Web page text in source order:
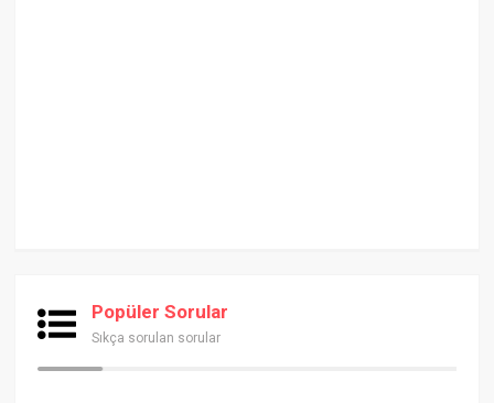
Popüler Sorular
Sıkça sorulan sorular